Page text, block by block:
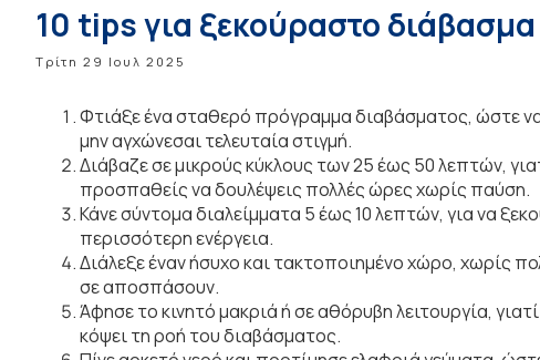
10 tips για ξεκούραστο διάβασμα
Τρίτη 29 Ιουλ 2025
Φτιάξε ένα σταθερό πρόγραμμα διαβάσματος, ώστε να
μην αγχώνεσαι τελευταία στιγμή.
Διάβαζε σε μικρούς κύκλους των 25 έως 50 λεπτών,
προσπαθείς να δουλέψεις πολλές ώρες χωρίς παύση.
Κάνε σύντομα διαλείμματα 5 έως 10 λεπτών, για να
περισσότερη ενέργεια.
Διάλεξε έναν ήσυχο και τακτοποιημένο χώρο, χωρίς
σε αποσπάσουν.
Άφησε το κινητό μακριά ή σε αθόρυβη λειτουργία,
κόψει τη ροή του διαβάσματος.